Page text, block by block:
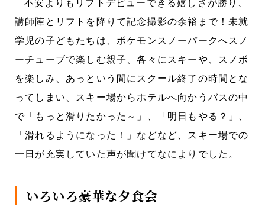
不安よりもリフトデビューできる嬉しさが勝り、
講師陣とリフトを降りて記念撮影の余裕まで！未就
学児の子どもたちは、ポケモンスノーパークへスノ
ーチューブで楽しむ親子、各々にスキーや、スノボ
を楽しみ、あっという間にスクール終了の時間とな
ってしまい、スキー場からホテルへ向かうバスの中
で「もっと滑りたかった～」、「明日もやる？」、
「滑れるようになった！」などなど、スキー場での
一日が充実していた声が聞けてなによりでした。
いろいろ豪華な夕食会